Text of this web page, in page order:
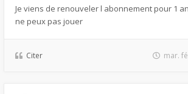
Je viens de renouveler l abonnement pour 1
ne peux pas jouer
Citer mar.